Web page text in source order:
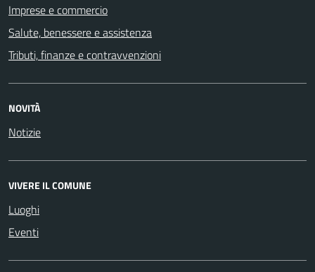
Imprese e commercio
Salute, benessere e assistenza
Tributi, finanze e contravvenzioni
NOVITÀ
Notizie
VIVERE IL COMUNE
Luoghi
Eventi